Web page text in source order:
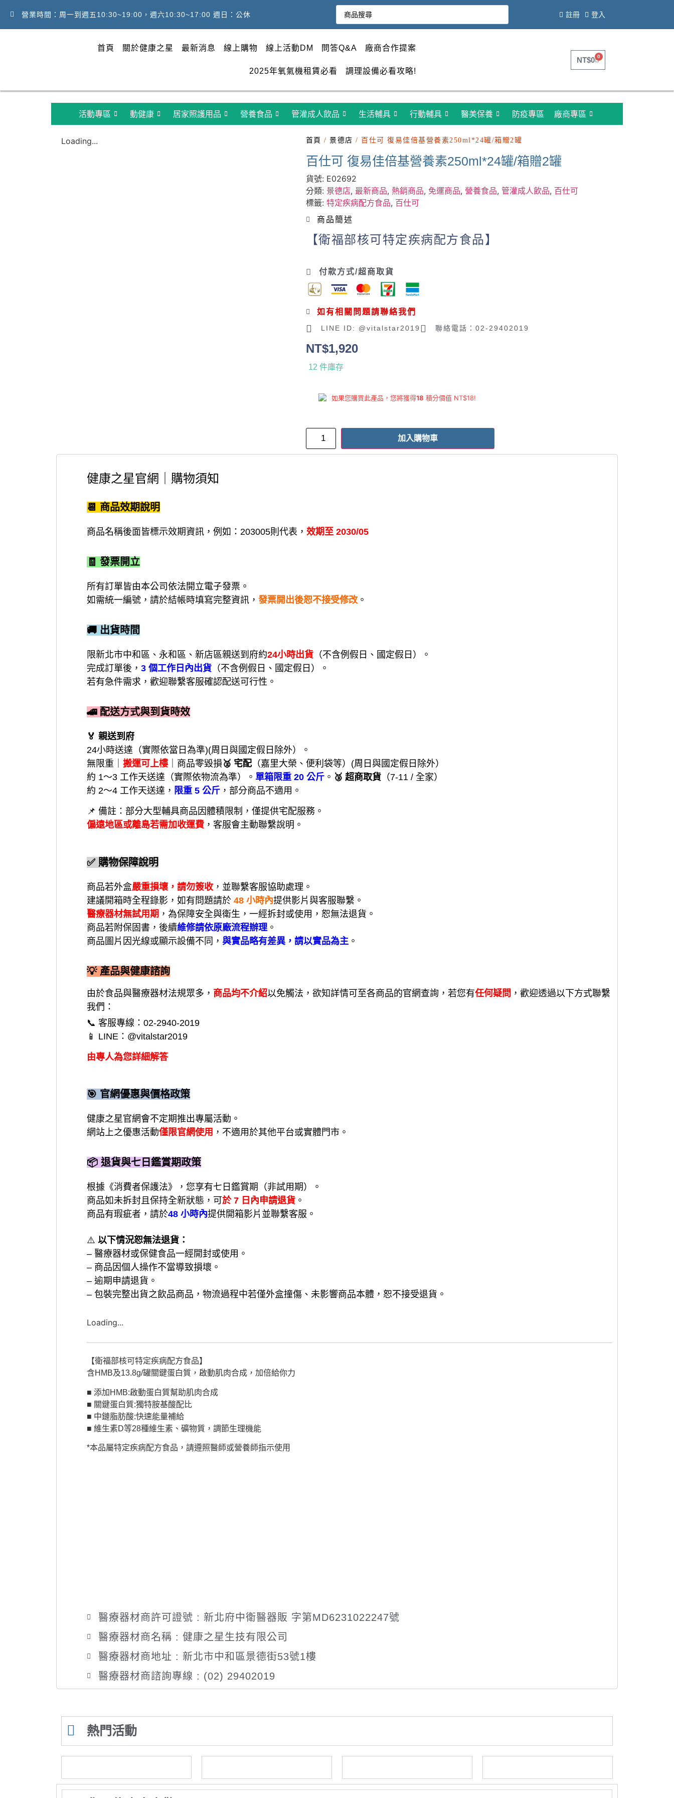
營業時間：周一到週五10:30~19:00，週六10:30~17:00 週日：公休 註冊 登入
首頁 關於健康之星 最新消息 線上購物 線上活動DM 問答Q&A 廠商合作提案
2025年氧氣機租賃必看 調理設備必看攻略!
NT$0 0
活動專區 動健康 居家照護用品 營養食品 管灌成人飲品 生活輔具 行動輔具 醫美保養 防疫專區 廠商專區
Loading... 首頁 /景德店 / 百仕可 復易佳倍基營養素250ml*24罐/箱贈2罐
百仕可 復易佳倍基營養素250ml*24罐/箱贈2罐
貨號: E02692
分類: 景德店, 最新商品, 熱銷商品, 免運商品, 營養食品, 管灌成人飲品, 百仕可
標籤: 特定疾病配方食品, 百仕可
商品簡述
【衛福部核可特定疾病配方食品】
付款方式/超商取貨
如有相關問題請聯絡我們
LINE ID: @vitalstar2019 聯絡電話：02-29402019
NT$1,920
12 件庫存
如果您購買此產品，您將獲得18 積分價值 NT$18!
加入購物車
健康之星官網｜購物須知
📆 商品效期說明
商品名稱後面皆標示效期資訊，例如：203005則代表， 效期至 2030/05
🧾 發票開立
所有訂單皆由本公司依法開立電子發票。
如需統一編號，請於結帳時填寫完整資訊， 發票開出後恕不接受修改 。
🚚 出貨時間
限新北市中和區、永和區、新店區親送到府約24小時出貨 （不含例假日、國定假日）。
完成訂單後， 3 個工作日內出貨 （不含例假日、國定假日）。
若有急件需求，歡迎聯繫客服確認配送可行性。
🚄 配送方式與到貨時效
🏅 親送到府
24小時送達（實際依當日為準)(周日與國定假日除外）。
無限重｜ 搬運可上樓 ｜商品零毀損 🥈 宅配（嘉里大榮、便利袋等）(周日與國定假日除外）
約 1～3 工作天送達（實際依物流為準）。 單箱限重 20 公斤 。 🥉 超商取貨 （7-11 / 全家）
約 2～4 工作天送達， 限重 5 公斤 ，部分商品不適用。
📌 備註：部分大型輔具商品因體積限制，僅提供宅配服務。
偏遠地區或離島若需加收運費 ，客服會主動聯繫說明。
✅ 購物保障說明
商品若外盒嚴重損壞，請勿簽收 ，並聯繫客服協助處理。
建議開箱時全程錄影，如有問題請於 48 小時內提供影片與客服聯繫。
醫療器材無試用期 ，為保障安全與衛生，一經拆封或使用，恕無法退貨。
商品若附保固書，後續維修請依原廠流程辦理 。
商品圖片因光線或顯示設備不同， 與實品略有差異，請以實品為主 。
💡 產品與健康諮詢
由於食品與醫療器材法規眾多， 商品均不介紹以免觸法，欲知詳情可至各商品的官網查詢，若您有任何疑問 ，歡迎透過以下方式聯繫
我們：
📞 客服專線：02-2940-2019
📱 LINE：@vitalstar2019
由專人為您詳細解答
🎯 官網優惠與價格政策
健康之星官網會不定期推出專屬活動。
網站上之優惠活動僅限官網使用 ，不適用於其他平台或實體門市。
📦 退貨與七日鑑賞期政策
根據《消費者保護法》，您享有七日鑑賞期（非試用期）。
商品如未拆封且保持全新狀態，可 於 7 日內申請退貨 。
商品有瑕疵者，請於48 小時內提供開箱影片並聯繫客服。
⚠️ 以下情況恕無法退貨：
– 醫療器材或保健食品一經開封或使用。
– 商品因個人操作不當導致損壞。
– 逾期申請退貨。
– 包裝完整出貨之飲品商品，物流過程中若僅外盒撞傷、未影響商品本體，恕不接受退貨。
Loading...
【衛福部核可特定疾病配方食品】
含HMB及13.8g/罐關鍵蛋白質，啟動肌肉合成，加倍給你力
■ 添加HMB:啟動蛋白質幫助肌肉合成
■ 關鍵蛋白質:獨特胺基酸配比
■ 中鏈脂肪酸:快速能量補給
■ 維生素D等28種維生素、礦物質，調節生理機能
*本品屬特定疾病配方食品，請遵照醫師或營養師指示使用
醫療器材商許可證號 : 新北府中衛醫器販 字第MD6231022247號
醫療器材商名稱 : 健康之星生技有限公司
醫療器材商地址 : 新北市中和區景德街53號1樓
醫療器材商諮詢專線 : (02) 29402019
熱門活動